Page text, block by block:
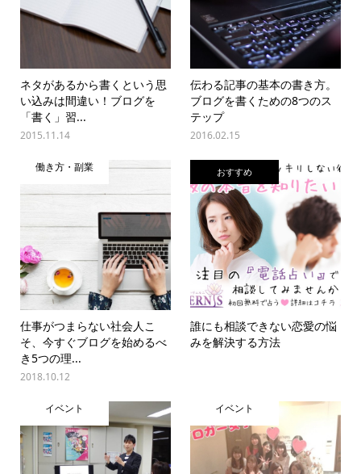
ネタがあるから書くという思
い込みは間違い！ブログを
「書く」習...
2015.11.14
伝わる記事の基本の書き方。
ブログを書くための8つのス
テップ
2016.02.15
働き方・副業
仕事がつまらない社会人こ
そ、今すぐブログを始めるべ
き5つの理...
2018.10.12
おすすめ
誰にも相談できない恋愛の悩
みを解決する方法
イベント イベント